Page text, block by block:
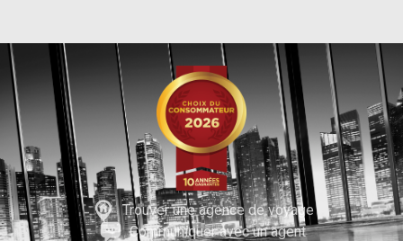
Trouver une agence de voyage
Communiquer avec un agent